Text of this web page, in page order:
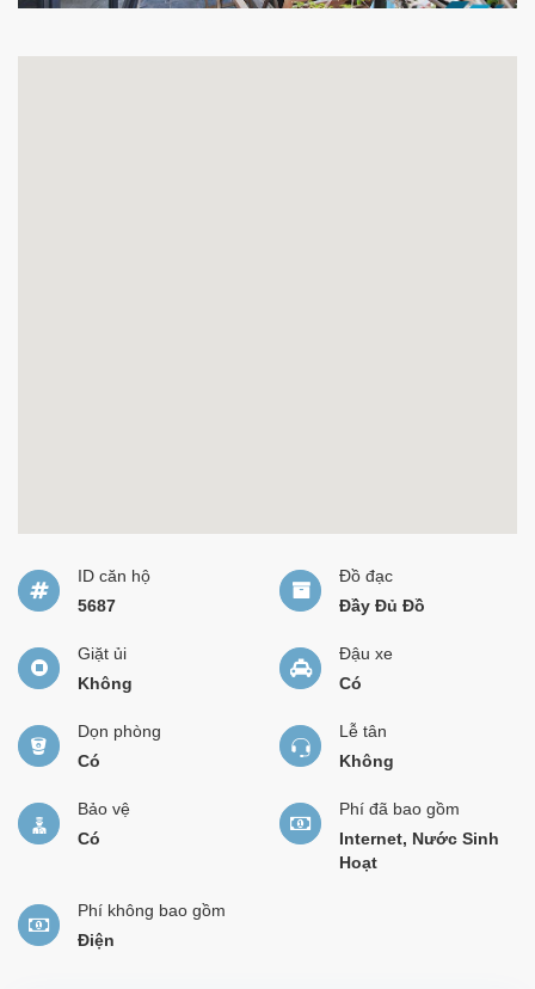
ID căn hộ
5687
Đồ đạc
Đầy Đủ Đồ
Giặt ủi
Không
Đậu xe
Có
Dọn phòng
Có
Lễ tân
Không
Bảo vệ
Có
Phí đã bao gồm
Internet, Nước Sinh
Hoạt
Phí không bao gồm
Điện